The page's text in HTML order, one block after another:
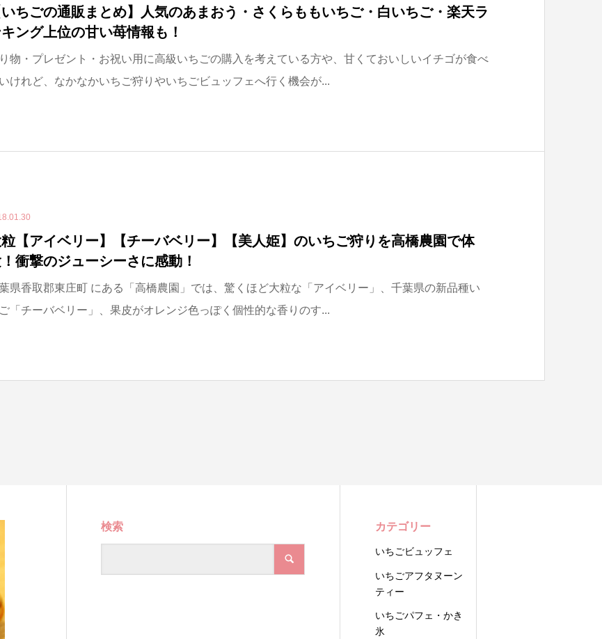
いちごの通販まとめ】人気のあまおう・さくらももいちご・白いちご・楽天ラ
ング上位の甘い苺情報も！
物・プレゼント・お祝い用に高級いちごの購入を考えている方や、甘くておいしいイチゴが食べ
けれど、なかなかいちご狩りやいちごビュッフェへ行く機会が...
【アイベリー】【チーバベリー】【美人姫】のいちご狩りを高橋農園で体
衝撃のジューシーさに感動！
県香取郡東庄町 にある「高橋農園」では、驚くほど大粒な「アイベリー」、千葉県の新品種い
「チーバベリー」、果皮がオレンジ色っぽく個性的な香りのす...
検索 カテゴリー
いちごビュッフェ
いちごアフタヌーン
ティー
いちごパフェ・かき
氷